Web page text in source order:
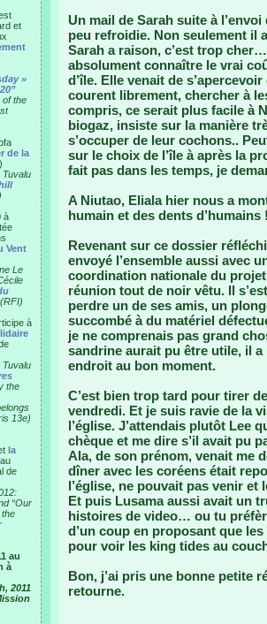
et
»
of the
de la
Tuvalu
à
Vent
Le
à
Tuvalu
the
13e)
la
au
de
“Our
the
au
à
2011
Un mail de Sarah suite à
peu refroidie. Non seulement il
Sarah a raison, c’est trop
absolument connaître le vrai
d’île. Elle venait de
courent librement, chercher à
compris, ce serait plus facile à
biogaz, insiste sur la manière
s’occuper de leur cochons..
sur le choix de l’île à après la
fait pas dans les temps, je
A Niutao, Eliala hier nous a
humain et des dents
Revenant sur ce dossier
envoyé l’ensemble aussi avec
coordination nationale du
réunion tout de noir vêtu. Il
perdre un de ses amis, un
succombé à du matériel
je ne comprenais pas grand
sandrine aurait pu être utile, il
endroit au bon moment.
C’est bien trop tard pour tirer
vendredi. Et je suis ravie de la
l’église. J’attendais plutôt Lee
chèque et me dire s’il avait pu
Ala, de son prénom, venait me
dîner avec les coréens était
l’église, ne pouvait pas venir et
Et puis Lusama aussi avait un
histoires de video… ou tu
d’un coup en proposant que
pour voir les king tides au
Bon, j’ai pris une bonne petite
retourne.